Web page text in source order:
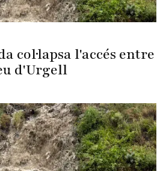
col·lapsa l'accés entre
d'Urgell